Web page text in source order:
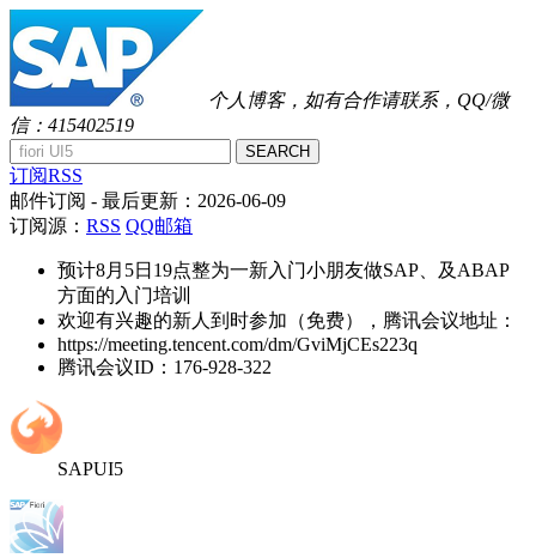
个人博客，如有合作请联系，QQ/微
信：415402519
SEARCH
订阅RSS
邮件订阅 - 最后更新： 2026-06-09
订阅源： RSS QQ邮箱
预计8月5日19点整为一新入门小朋友做SAP、及ABAP
方面的入门培训
欢迎有兴趣的新人到时参加（免费），腾讯会议地址：
https://meeting.tencent.com/dm/GviMjCEs223q
腾讯会议ID：176-928-322
SAPUI5